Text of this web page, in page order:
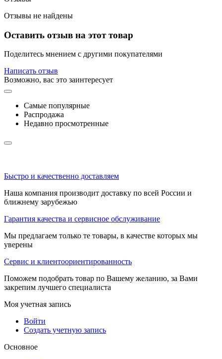
Отзывы не найдены
Оставить отзыв на этот товар
Поделитесь мнением с другими покупателями
Написать отзыв
Возможно, вас это заинтересует
Самые популярные
Распродажа
Недавно просмотренные
Быстро и качественно доставляем
Наша компания производит доставку по всей России и
ближнему зарубежью
Гарантия качества и сервисное обслуживание
Мы предлагаем только те товары, в качестве которых мы
уверены
Сервис и клиентоориентированность
Поможем подобрать товар по Вашему желанию, за Вами
закрепим лучшего специалиста
Моя учетная запись
Войти
Создать учетную запись
Основное